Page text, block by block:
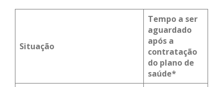
Situação
Tempo a ser
aguardado
após a
contratação
do plano de
saúde*